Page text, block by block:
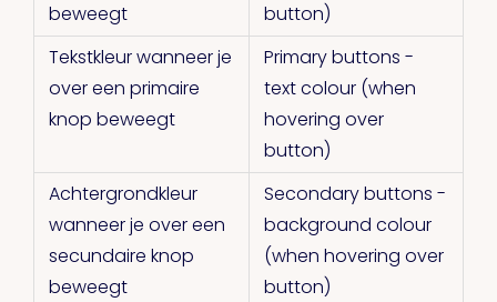
beweegt
button)
Tekstkleur wanneer je
over een primaire
knop beweegt
Primary buttons -
text colour (when
hovering over
button)
Achtergrondkleur
wanneer je over een
secundaire knop
beweegt
Secondary buttons -
background colour
(when hovering over
button)